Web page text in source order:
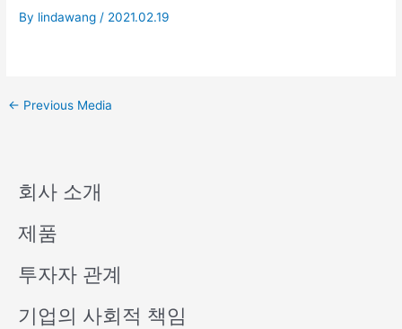
By lindawang / 2021.02.19
← Previous Media
회사 소개
제품
투자자 관계
기업의 사회적 책임